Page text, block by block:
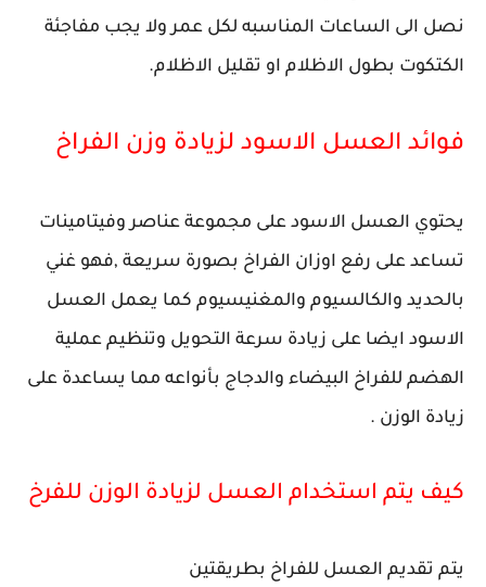
نصل الى الساعات المناسبه لكل عمر ولا يجب مفاجئة
الكتكوت بطول الاظلام او تقليل الاظلام.
فوائد العسل الاسود لزيادة وزن الفراخ
يحتوي العسل الاسود على مجموعة عناصر وفيتامينات
تساعد على رفع اوزان الفراخ بصورة سريعة ,فهو غني
بالحديد والكالسيوم والمغنيسيوم كما يعمل العسل
الاسود ايضا على زيادة سرعة التحويل وتنظيم عملية
الهضم للفراخ البيضاء والدجاج بأنواعه مما يساعدة على
زيادة الوزن .
كيف يتم استخدام العسل لزيادة الوزن للفرخ
يتم تقديم العسل للفراخ بطريقتين